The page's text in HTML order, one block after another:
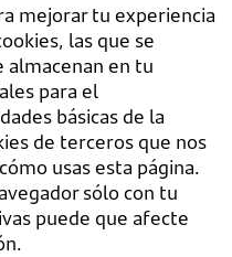
mejorar tu experiencia
las que se
almacenan en tu
para el
básicas de la
de terceros que nos
usas esta página.
sólo con tu
puede que afecte